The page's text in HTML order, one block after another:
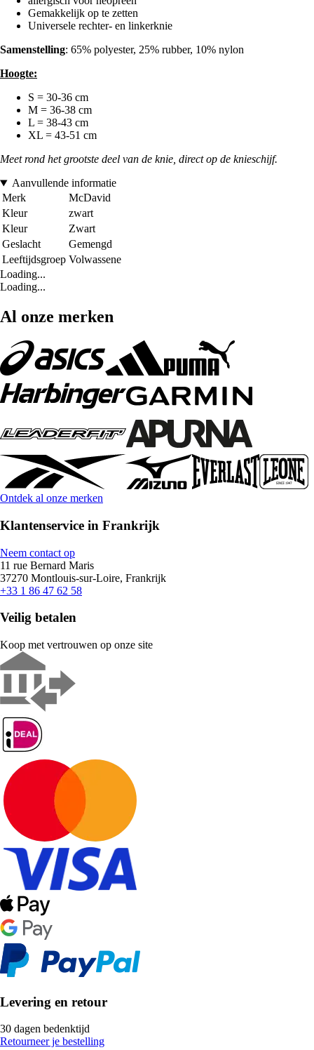
Gemakkelijk op te zetten
Universele rechter- en linkerknie
Samenstelling: 65% polyester, 25% rubber, 10% nylon
Hoogte:
S = 30-36 cm
M = 36-38 cm
L = 38-43 cm
XL = 43-51 cm
Meet rond het grootste deel van de knie, direct op de knieschijf.
Aanvullende informatie
Merk
McDavid
Kleur
zwart
Kleur
Zwart
Geslacht
Gemengd
Leeftijdsgroep Volwassene
Loading...
Loading...
Al onze merken
Ontdek al onze merken
Klantenservice in Frankrijk
Neem contact op
11 rue Bernard Maris
37270 Montlouis-sur-Loire, Frankrijk
+33 1 86 47 62 58
Veilig betalen
Koop met vertrouwen op onze site
Levering en retour
30 dagen bedenktijd
Retourneer je bestelling